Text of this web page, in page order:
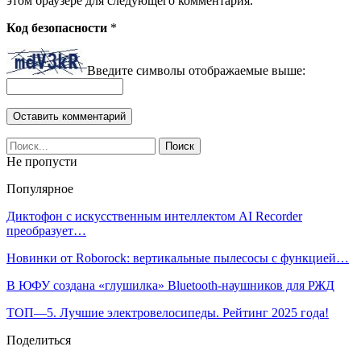
Код безопасности *
Введите символы отображаемые выше:
Не пропусти
Популярное
Диктофон с искусственным интеллектом AI Recorder
преобразует…
Новинки от Roborock: вертикальные пылесосы с функцией…
В ЮФУ создана «глушилка» Bluetooth-наушников для РЖД
ТОП—5. Лучшие электровелосипеды. Рейтинг 2025 года!
Поделиться